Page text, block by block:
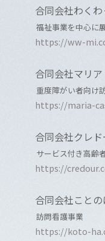
合同会社わく
福祉事業を中心に
https://ww-
合同会社マリ
重度障がい者向け
https://maria-
合同会社クレ
サービス付き高齢
https://
合同会社ことの
訪問看護事業
https://koto-